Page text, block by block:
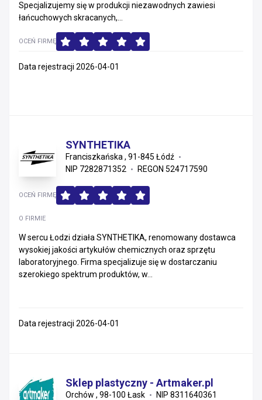
Specjalizujemy się w produkcji niezawodnych zawiesi
łańcuchowych skracanych,...
OCEŃ FIRMĘ
Data rejestracji 2026-04-01
SYNTHETIKA
Franciszkańska , 91-845 Łódź
NIP 7282871352
REGON 524717590
O FIRMIE
W sercu Łodzi działa SYNTHETIKA, renomowany dostawca
wysokiej jakości artykułów chemicznych oraz sprzętu
laboratoryjnego. Firma specjalizuje się w dostarczaniu
szerokiego spektrum produktów, w...
OCEŃ FIRMĘ
Data rejestracji 2026-04-01
Sklep plastyczny - Artmaker.pl
Orchów , 98-100 Łask NIP 8311640361